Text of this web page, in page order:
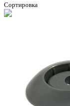
Сортировка